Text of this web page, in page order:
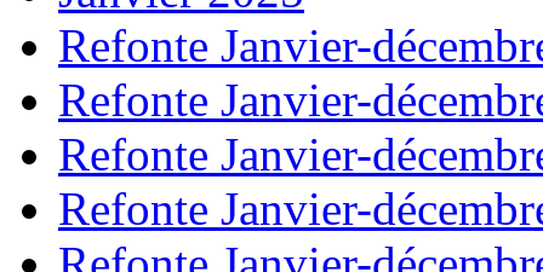
Refonte Janvier-
Refonte Janvier-
Refonte Janvier-
Refonte Janvier-